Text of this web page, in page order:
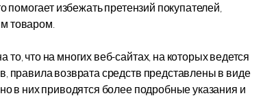
помогает избежать претензий покупателей,
товаром.
что на многих веб-сайтах, на которых ведется
правила возврата средств представлены в виде
в них приводятся более подробные указания и